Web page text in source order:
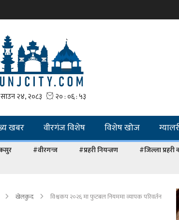
खबर वीरगंज विशेष विशेष खोज
#वीरगन्ज #प्रहरी नियन्त्रण #जिल्ला प्रहरी
खेलकुद विश्वकप २०२६ मा फुटबल नियममा व्यापक परिवर्तन